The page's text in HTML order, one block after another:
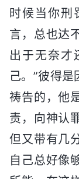
时候当你刑
言，总也达
出于无奈才
己。”彼得
祷告的，他
责，向神认
但又带有几
自己总好像